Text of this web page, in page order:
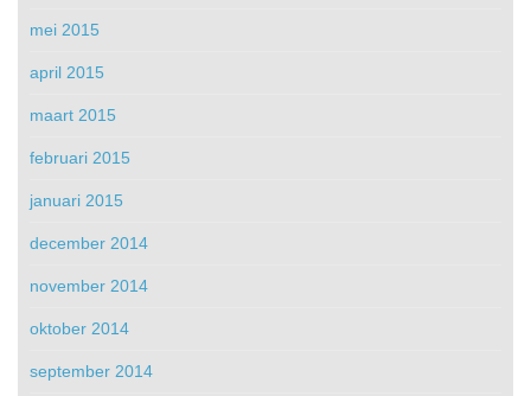
mei 2015
april 2015
maart 2015
februari 2015
januari 2015
december 2014
november 2014
oktober 2014
september 2014